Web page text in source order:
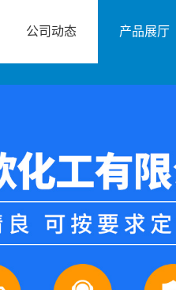
公司动态 产品展厅